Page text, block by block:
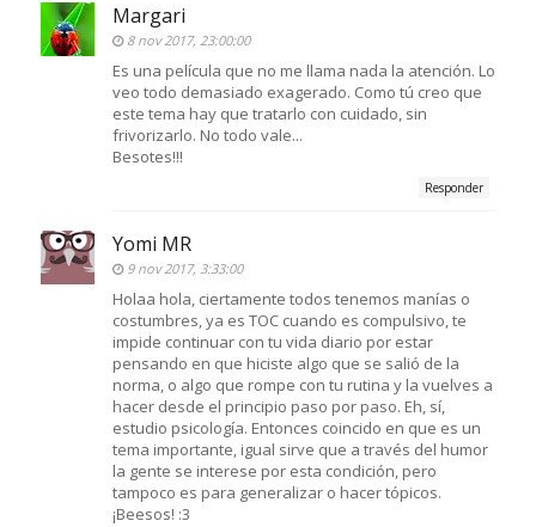
Margari
8 nov 2017, 23:00:00
Es una película que no me llama nada la atención. Lo
veo todo demasiado exagerado. Como tú creo que
este tema hay que tratarlo con cuidado, sin
frivorizarlo. No todo vale...
Besotes!!!
Responder
Yomi MR
9 nov 2017, 3:33:00
Holaa hola, ciertamente todos tenemos manías o
costumbres, ya es TOC cuando es compulsivo, te
impide continuar con tu vida diario por estar
pensando en que hiciste algo que se salió de la
norma, o algo que rompe con tu rutina y la vuelves a
hacer desde el principio paso por paso. Eh, sí,
estudio psicología. Entonces coincido en que es un
tema importante, igual sirve que a través del humor
la gente se interese por esta condición, pero
tampoco es para generalizar o hacer tópicos.
¡Beesos! :3